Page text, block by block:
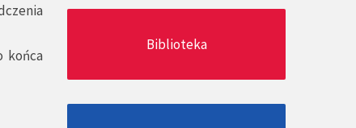
końca
Biblioteka